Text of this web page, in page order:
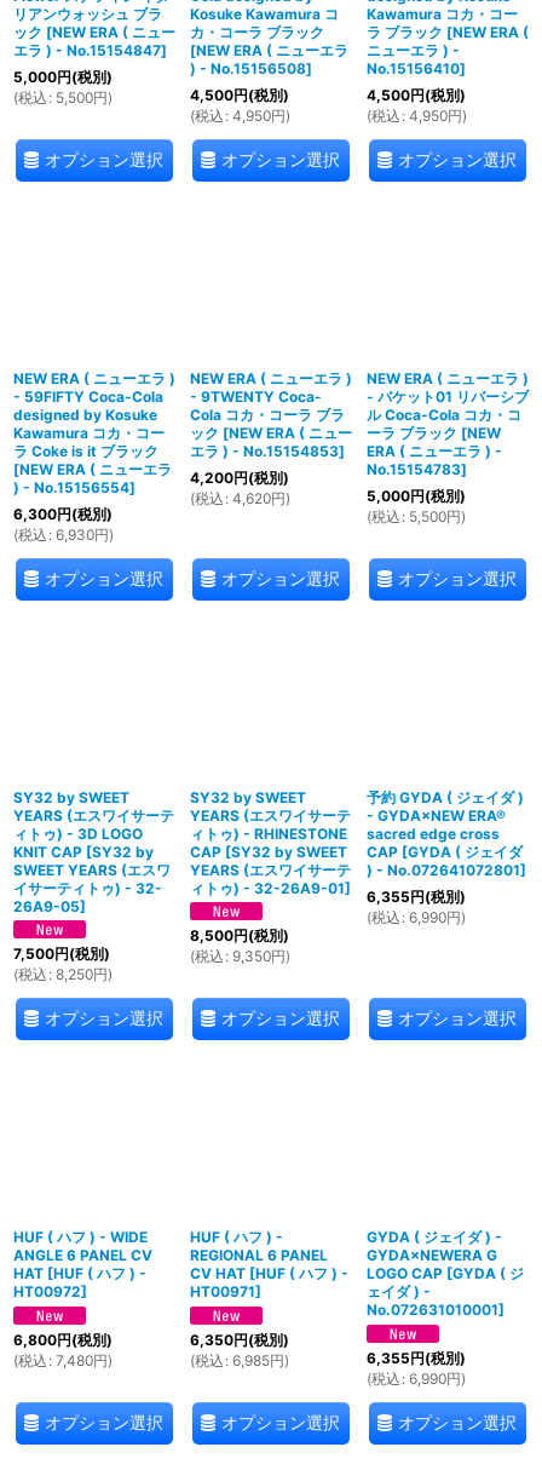
リアンウォッシュ ブラ
ック [NEW ERA ( ニュー
エラ ) - No.15154847]
5,000円(税別)
(税込 : 5,500円)
オプション選択
Kosuke Kawamura コ
カ・コーラ ブラック
[NEW ERA ( ニューエラ
) - No.15156508]
4,500円(税別)
(税込 : 4,950円)
オプション選択
Kawamura コカ・コー
ラ ブラック [NEW ERA (
ニューエラ ) -
No.15156410]
4,500円(税別)
(税込 : 4,950円)
オプション選択
NEW ERA ( ニューエラ )
- 59FIFTY Coca-Cola
designed by Kosuke
Kawamura コカ・コー
ラ Coke is it ブラック
[NEW ERA ( ニューエラ
) - No.15156554]
6,300円(税別)
(税込 : 6,930円)
オプション選択
NEW ERA ( ニューエラ )
- 9TWENTY Coca-
Cola コカ・コーラ ブラ
ック [NEW ERA ( ニュー
エラ ) - No.15154853]
4,200円(税別)
(税込 : 4,620円)
オプション選択
NEW ERA ( ニューエラ )
- バケット01 リバーシブ
ル Coca-Cola コカ・コ
ーラ ブラック [NEW
ERA ( ニューエラ ) -
No.15154783]
5,000円(税別)
(税込 : 5,500円)
オプション選択
SY32 by SWEET
YEARS (エスワイサーテ
ィトゥ) - 3D LOGO
KNIT CAP [SY32 by
SWEET YEARS (エスワ
イサーティトゥ) - 32-
26A9-05]
7,500円(税別)
(税込 : 8,250円)
オプション選択
SY32 by SWEET
YEARS (エスワイサーテ
ィトゥ) - RHINESTONE
CAP [SY32 by SWEET
YEARS (エスワイサーテ
ィトゥ) - 32-26A9-01]
8,500円(税別)
(税込 : 9,350円)
オプション選択
予約 GYDA ( ジェイダ )
- GYDA×NEW ERA®
sacred edge cross
CAP [GYDA ( ジェイダ
) - No.072641072801]
6,355円(税別)
(税込 : 6,990円)
オプション選択
HUF ( ハフ ) - WIDE
ANGLE 6 PANEL CV
HAT [HUF ( ハフ ) -
HT00972]
6,800円(税別)
(税込 : 7,480円)
オプション選択
HUF ( ハフ ) -
REGIONAL 6 PANEL
CV HAT [HUF ( ハフ ) -
HT00971]
6,350円(税別)
(税込 : 6,985円)
オプション選択
GYDA ( ジェイダ ) -
GYDA×NEWERA G
LOGO CAP [GYDA ( ジ
ェイダ ) -
No.072631010001]
6,355円(税別)
(税込 : 6,990円)
オプション選択